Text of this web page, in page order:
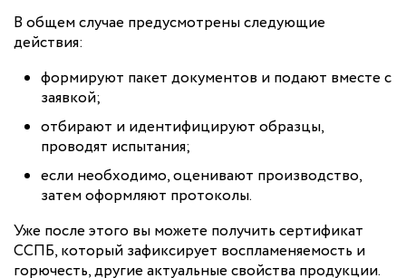
В общем случае предусмотрены следующие
действия:
формируют пакет документов и подают вместе с
заявкой;
отбирают и идентифицируют образцы,
проводят испытания;
если необходимо, оценивают производство,
затем оформляют протоколы.
Уже после этого вы можете получить сертификат
ССПБ, который зафиксирует воспламеняемость и
горючесть, другие актуальные свойства продукции.